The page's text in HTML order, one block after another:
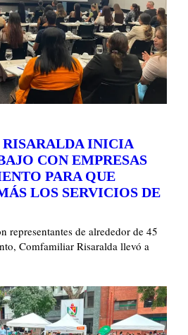
INICIA
CON EMPRESAS
PARA QUE
LOS SERVICIOS DE
representantes de alrededor de 45
Comfamiliar Risaralda llevó a